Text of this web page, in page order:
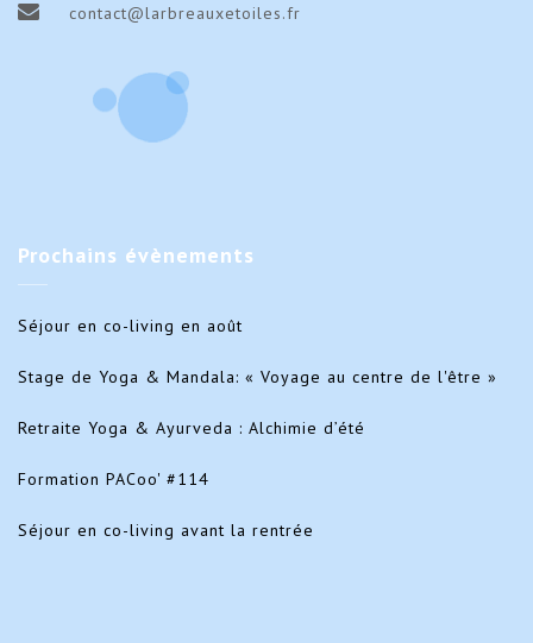
contact@larbreauxetoiles.fr
Prochains évènements
Séjour en co-living en août
Stage de Yoga & Mandala: « Voyage au centre de l'être »
Retraite Yoga & Ayurveda : Alchimie d’été
Formation PACoo' #114
Séjour en co-living avant la rentrée